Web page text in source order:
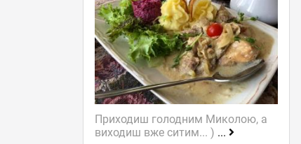
Приходиш голодним Миколою, а
виходиш вже ситим... ) ...